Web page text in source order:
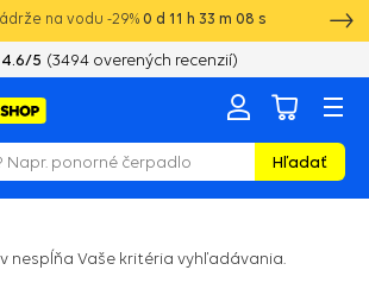
na vodu -29% 0 d 11 h 33 m 08 s
4.6/5 (3494overených recenzií)
Hľadať
nespĺňa Vaše kritéria vyhľadávania.